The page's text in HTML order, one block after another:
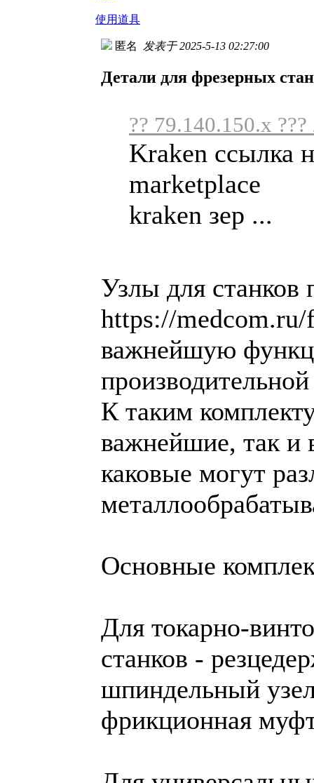
使用道具
匿名 发表于 2025-5-13 02:27:00
Детали для фрезерных
?? 79.140.150.x
Kraken ссылка
marketplace
kraken зер ...
Узлы для станков
https://
важнейшую
К таким
важнейшие, так и
каковые могут
Основные
Для токарно-
станков -
шпиндельный
фрикционная